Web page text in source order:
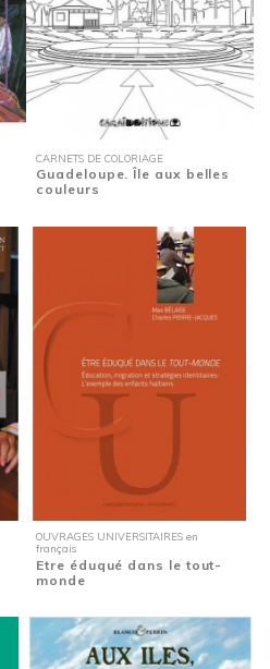
CARNETS DE COLORIAGE
Guadeloupe. Île aux belles
couleurs
OUVRAGES UNIVERSITAIRES en
français
Etre éduqué dans le tout-
monde